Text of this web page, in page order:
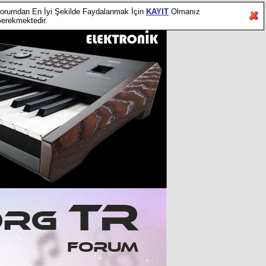
En İyi Şekilde Faydalanmak İçin KAYIT Olmanız